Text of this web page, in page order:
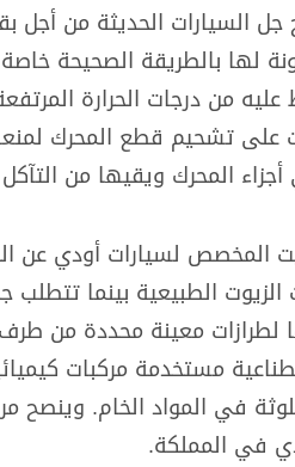
جل السيارات الحديثة من
لها بالطريقة الصحيحة
عليه من درجات الحرارة
على تشحيم قطع المحرك
المحرك ويقيها من
المخصص لسيارات أودي عن
الزيوت الطبيعية بينما
لطرازات معينة محددة من
مستخدمة مركبات
في المملكة.